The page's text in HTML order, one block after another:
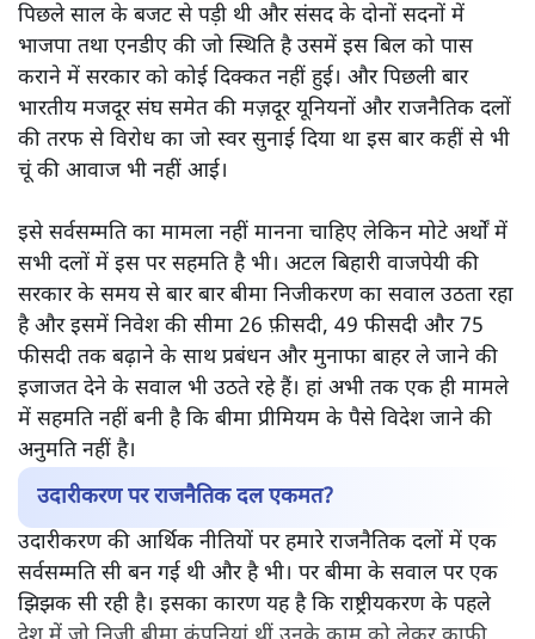
पिछले साल के बजट से पड़ी थी और संसद के दोनों सदनों में
भाजपा तथा एनडीए की जो स्थिति है उसमें इस बिल को पास
कराने में सरकार को कोई दिक्कत नहीं हुई। और पिछली बार
भारतीय मजदूर संघ समेत की मज़दूर यूनियनों और राजनैतिक दलों
की तरफ से विरोध का जो स्वर सुनाई दिया था इस बार कहीं से भी
चूं की आवाज भी नहीं आई।
इसे सर्वसम्मति का मामला नहीं मानना चाहिए लेकिन मोटे अर्थों में
सभी दलों में इस पर सहमति है भी। अटल बिहारी वाजपेयी की
सरकार के समय से बार बार बीमा निजीकरण का सवाल उठता रहा
है और इसमें निवेश की सीमा 26 फ़ीसदी, 49 फीसदी और 75
फीसदी तक बढ़ाने के साथ प्रबंधन और मुनाफा बाहर ले जाने की
इजाजत देने के सवाल भी उठते रहे हैं। हां अभी तक एक ही मामले
में सहमति नहीं बनी है कि बीमा प्रीमियम के पैसे विदेश जाने की
अनुमति नहीं है।
उदारीकरण पर राजनैतिक दल एकमत?
उदारीकरण की आर्थिक नीतियों पर हमारे राजनैतिक दलों में एक
सर्वसम्मति सी बन गई थी और है भी। पर बीमा के सवाल पर एक
झिझक सी रही है। इसका कारण यह है कि राष्ट्रीयकरण के पहले